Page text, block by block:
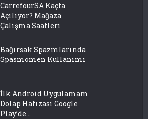
CarrefourSA Kaçta
Açılıyor? Mağaza
Çalışma Saatleri
Bağırsak Spazmlarında
Spasmomen Kullanımı
İlk Android Uygulamam
Dolap Hafızası Google
Play’de...